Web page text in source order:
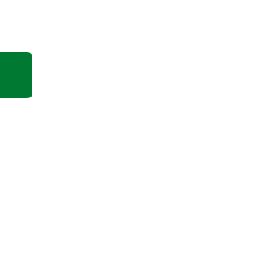
Zusatzstoffe und mit max. 10 Zutaten.